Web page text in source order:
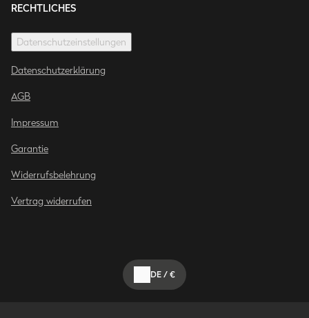
RECHTLICHES
Datenschutzeinstellungen
Datenschutzerklärung
AGB
Impressum
Garantie
Widerrufsbelehrung
Vertrag widerrufen
DE/€